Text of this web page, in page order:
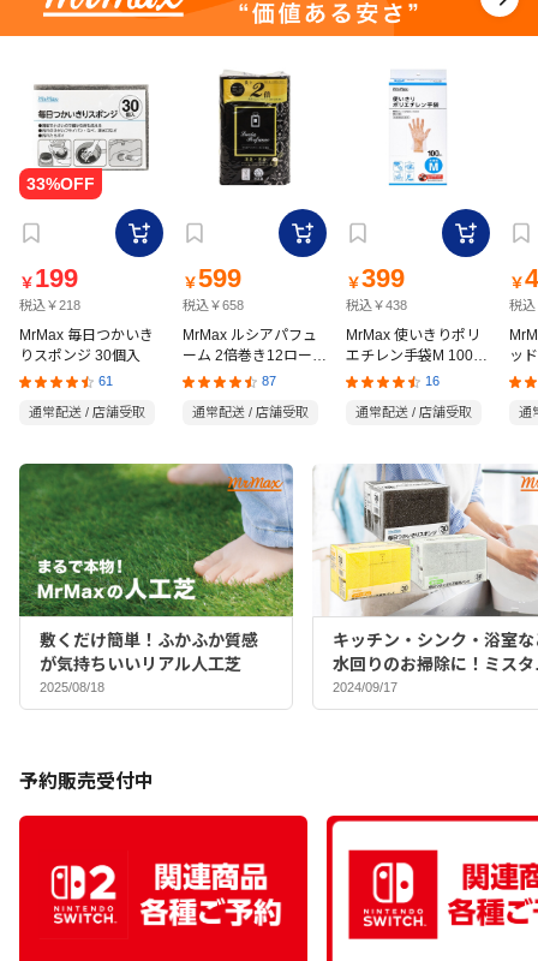
￥ 199
税込￥218
MrMax 毎日つかいき
りスポンジ 30個入
61
通常配送 / 店舗受取
￥599
税込￥658
MrMax ルシアパフュ
ーム 2倍巻き12ロール
ダブル
87
通常配送 / 店舗受取
￥399
税込￥438
MrMax 使いきりポリ
エチレン手袋M 100枚
入
16
通常配送 / 店舗受取
￥
税込
ッ
の
通
敷くだけ簡単！ふかふか質感
が気持ちいいリアル人工芝
2025/08/18
キッチン・シンク・浴室な
水回りのお掃除に！ミスタ
マックスバイヤーおすすめ
ポンジ♪
2024/09/17
予約販売受付中